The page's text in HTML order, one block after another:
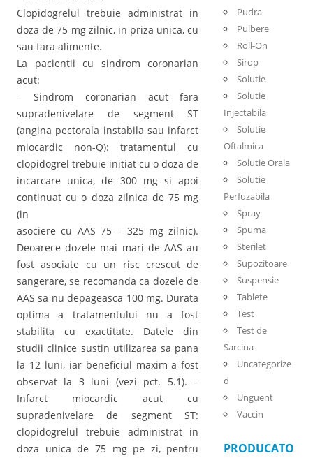
Clopidogrelul trebuie administrat in
doza de 75 mg zilnic, in priza unica, cu
sau fara alimente.
La pacientii cu sindrom coronarian
acut:
– Sindrom coronarian acut fara
supradenivelare de segment ST
(angina pectorala instabila sau infarct
miocardic non-Q): tratamentul cu
clopidogrel trebuie initiat cu o doza de
incarcare unica, de 300 mg si apoi
continuat cu o doza zilnica de 75 mg
(in
asociere cu AAS 75 – 325 mg zilnic).
Deoarece dozele mai mari de AAS au
fost asociate cu un risc crescut de
sangerare, se recomanda ca dozele de
AAS sa nu depageasca 100 mg. Durata
optima a tratamentului nu a fost
stabilita cu exactitate. Datele din
studii clinice sustin utilizarea sa pana
la 12 luni, iar beneficiul maxim a fost
observat la 3 luni (vezi pct. 5.1). –
Infarct miocardic acut cu
supradenivelare de segment ST:
clopidogrelul trebuie administrat in
doza unica de 75 mg pe zi, pentru
Pudra
Pulbere
Roll-On
Sirop
Solutie
Solutie
Injectabila
Solutie
Oftalmica
Solutie Orala
Solutie
Perfuzabila
Spray
Spuma
Sterilet
Supozitoare
Suspensie
Tablete
Test
Test de
Sarcina
Uncategorize
d
Unguent
Vaccin
PRODUCATO